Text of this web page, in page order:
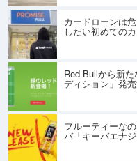
カードローンは
したい初めての
Red Bullから新
ディション」発売
フルーティーな
バ「キーバエナ